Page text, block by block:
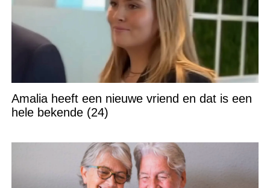
Amalia heeft een nieuwe vriend en dat is een
hele bekende (24)